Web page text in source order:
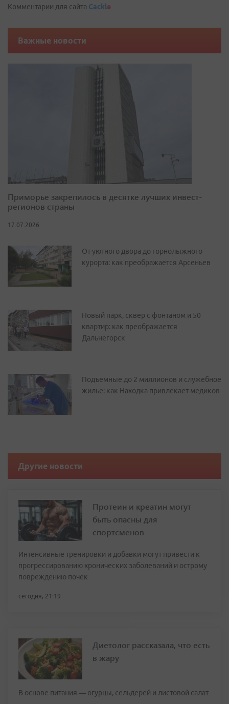
Комментарии для сайта Cackle
Важные новости
Приморье закрепилось в десятке лучших инвест-
регионов страны
17.07.2026
От уютного двора до горнолыжного
курорта: как преображается Арсеньев
Новый парк, сквер с фонтаном и 50
квартир: как преображается
Дальнегорск
Подъемные до 2 миллионов и служебное
жилье: как Находка привлекает медиков
Другие новости
Протеин и креатин могут
быть опасны для
спортсменов
Интенсивные тренировки и добавки могут привести к
прогрессированию хронических заболеваний и острому
повреждению почек
сегодня, 21:19
Диетолог рассказала, что есть
в жару
В основе питания — огурцы, сельдерей и листовой салат